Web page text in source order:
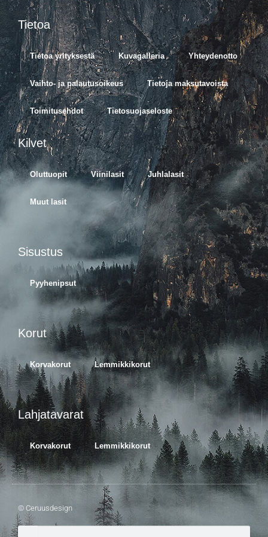
Tietoa
Tietoa yrityksestä Kuvagalleria Yhteydenotto
Vaihto- ja palautusoikeus Tietoja maksutavoista
Toimitusehdot Tietosuojaseloste
Kilvet
Oluttuopit Viinilasit Juhlalasit
Muut lasit
Sisustus
Pyyhenipsut
Korut
Korvakorut Lemmikkikorut
Lahjatavarat
Korvakorut Lemmikkikorut
© Ceruusdesign